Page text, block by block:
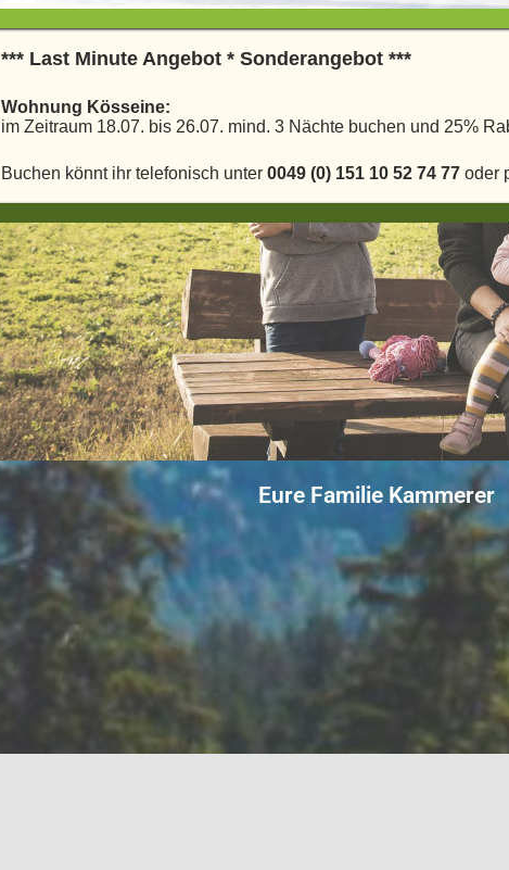
Eure Familie Kammerer
*** Last Minute Angebot * Sonderangebot ***
Wohnung Kösseine:
im Zeitraum 18.07. bis 26.07. mind. 3 Nächte buchen und 25%
Buchen könnt ihr telefonisch unter 0049 (0) 151 10 52 74 77oder